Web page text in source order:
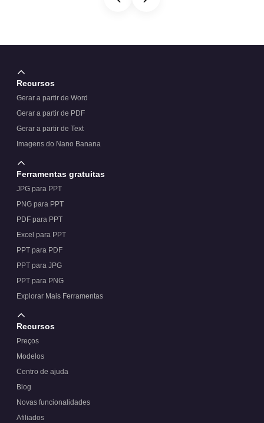
Recursos
Gerar a partir de Word
Gerar a partir de PDF
Gerar a partir de Text
Imagens do Nano Banana
Ferramentas gratuitas
JPG para PPT
PNG para PPT
PDF para PPT
Excel para PPT
PPT para PDF
PPT para JPG
PPT para PNG
Explorar Mais Ferramentas
Recursos
Preços
Modelos
Centro de ajuda
Blog
Novas funcionalidades
Afiliados